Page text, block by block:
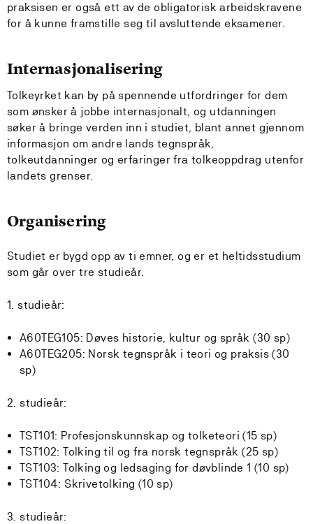
praksisen er også ett av de obligatorisk arbeidskravene
for å kunne framstille seg til avsluttende eksamener.
Internasjonalisering
Tolkeyrket kan by på spennende utfordringer for dem
som ønsker å jobbe internasjonalt, og utdanningen
søker å bringe verden inn i studiet, blant annet gjennom
informasjon om andre lands tegnspråk,
tolkeutdanninger og erfaringer fra tolkeoppdrag utenfor
landets grenser.
Organisering
Studiet er bygd opp av ti emner, og er et heltidsstudium
som går over tre studieår.
1. studieår:
A60TEG105: Døves historie, kultur og språk (30 sp)
A60TEG205: Norsk tegnspråk i teori og praksis (30
sp)
2. studieår:
TST101: Profesjonskunnskap og tolketeori (15 sp)
TST102: Tolking til og fra norsk tegnspråk (25 sp)
TST103: Tolking og ledsaging for døvblinde 1 (10 sp)
TST104: Skrivetolking (10 sp)
3. studieår: